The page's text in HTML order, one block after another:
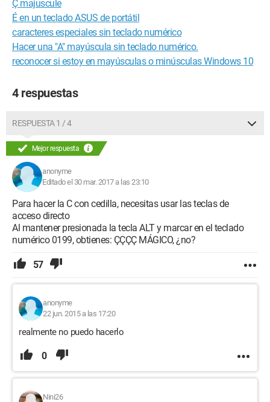
Ç majuscule
É en un teclado ASUS de portátil
caracteres especiales sin teclado numérico
Hacer una "A" mayúscula sin teclado numérico.
reconocer si estoy en mayúsculas o minúsculas Windows 10
4 respuestas
RESPUESTA 1 / 4
Mejor respuesta
anonyme
Editado el 30 mar. 2017 a las 23:10
Para hacer la C con cedilla, necesitas usar las teclas de
acceso directo
Al mantener presionada la tecla ALT y marcar en el teclado
numérico 0199, obtienes: ÇÇÇÇ MÁGICO, ¿no?
57
anonyme
22 jun. 2015 a las 17:20
realmente no puedo hacerlo
0
Nini26